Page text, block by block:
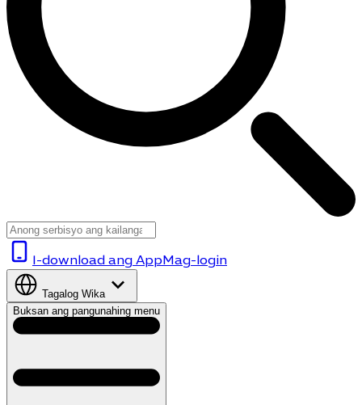
I-download ang AppMag-login
Tagalog Wika
Buksan ang pangunahing menu